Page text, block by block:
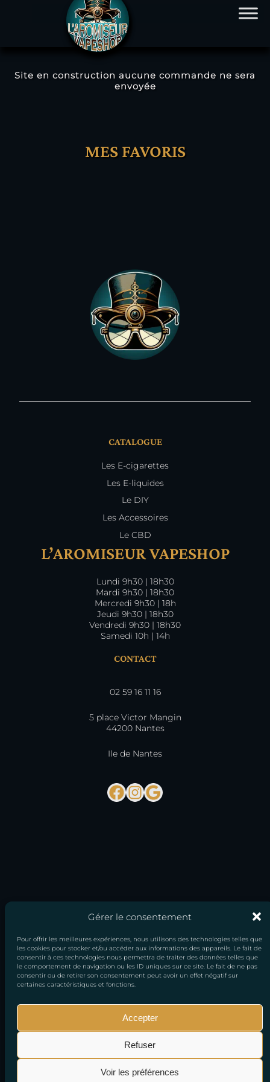
Gérer le consentement
Pour offrir les meilleures expériences, nous utilisons des technologies telles que
les cookies pour stocker et/ou accéder aux informations des appareils. Le fait de
consentir à ces technologies nous permettra de traiter des données telles que
le comportement de navigation ou les ID uniques sur ce site. Le fait de ne pas
consentir ou de retirer son consentement peut avoir un effet négatif sur
certaines caractéristiques et fonctions.
Accepter
Refuser
Voir les préférences
Site en construction aucune commande ne sera
envoyée
MES FAVORIS
CATALOGUE
Les E-cigarettes
Les E-liquides
Le DIY
Les Accessoires
Le CBD
L’AROMISEUR VAPESHOP
Lundi 9h30 | 18h30
Mardi 9h30 | 18h30
Mercredi 9h30 | 18h
Jeudi 9h30 | 18h30
Vendredi 9h30 | 18h30
Samedi 10h | 14h
CONTACT
02 59 16 11 16
5 place Victor Mangin
44200 Nantes
Ile de Nantes
Facebook
Instagram
Google
Conditions générales
de vente
© 2026 Copyright All right Reserved